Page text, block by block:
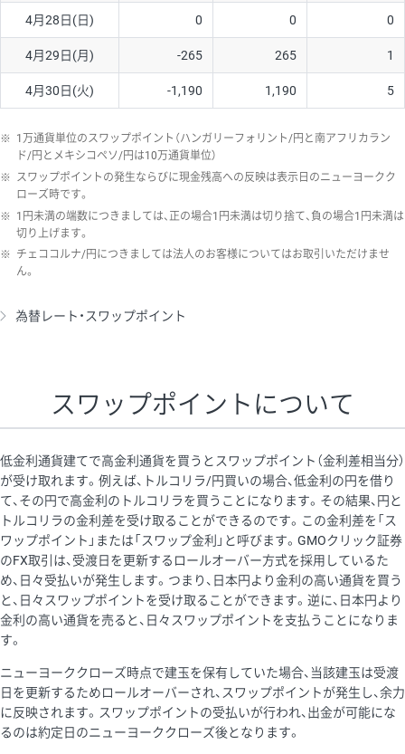
4月28日(日) 0 0 0
4月29日(月) -265 265 1
4月30日(火) -1,190 1,190 5
※ 1万通貨単位のスワップポイント（ハンガリーフォリント/円と南アフリカラン
ド/円とメキシコペソ/円は10万通貨単位）
※ スワップポイントの発生ならびに現金残高への反映は表示日のニューヨークク
ローズ時です。
※ 1円未満の端数につきましては、正の場合1円未満は切り捨て、負の場合1円未満は
切り上げます。
※ チェココルナ/円につきましては法人のお客様についてはお取引いただけませ
ん。
為替レート・スワップポイント
スワップポイントについて
低金利通貨建てで高金利通貨を買うとスワップポイント（金利差相当分）
が受け取れます。例えば、トルコリラ/円買いの場合、低金利の円を借り
て、その円で高金利のトルコリラを買うことになります。その結果、円と
トルコリラの金利差を受け取ることができるのです。この金利差を「ス
ワップポイント」または「スワップ金利」と呼びます。GMOクリック証券
のFX取引は、受渡日を更新するロールオーバー方式を採用しているた
め、日々受払いが発生します。つまり、日本円より金利の高い通貨を買う
と、日々スワップポイントを受け取ることができます。逆に、日本円より
金利の高い通貨を売ると、日々スワップポイントを支払うことになりま
す。
ニューヨーククローズ時点で建玉を保有していた場合、当該建玉は受渡
日を更新するためロールオーバーされ、スワップポイントが発生し、余力
に反映されます。スワップポイントの受払いが行われ、出金が可能にな
るのは約定日のニューヨーククローズ後となります。